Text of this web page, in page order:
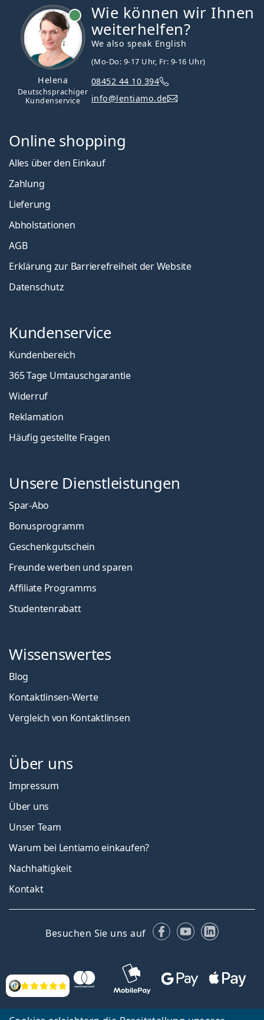
Bewertung
Helena
Deutschsprachiger
Kundenservice
Wie können wir Ihnen
weiterhelfen?
We also speak English
(Mo-Do: 9-17 Uhr, Fr: 9-16 Uhr)
08452 44 10 394
info@lentiamo.de
Online shopping
Alles über den Einkauf
Zahlung
Lieferung
Abholstationen
AGB
Erklärung zur Barrierefreiheit der Website
Datenschutz
Kundenservice
Kundenbereich
365 Tage Umtauschgarantie
Widerruf
Reklamation
Häufig gestellte Fragen
Unsere Dienstleistungen
Spar-Abo
Bonusprogramm
Geschenkgutschein
Freunde werben und sparen
Affiliate Programms
Studentenrabatt
Wissenswertes
Blog
Kontaktlinsen-Werte
Vergleich von Kontaktlinsen
Über uns
Impressum
Über uns
Unser Team
Warum bei Lentiamo einkaufen?
Nachhaltigkeit
Kontakt
Besuchen Sie uns auf Facebook
YouTubeLinkedIn